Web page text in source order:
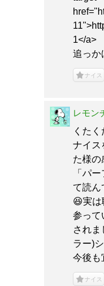
1</a>
追っか
ナイス
レモン
くた
ナイス
た様の
「パ
て読ん
😆実は
参って
され
ラー)
今後も
ナイス